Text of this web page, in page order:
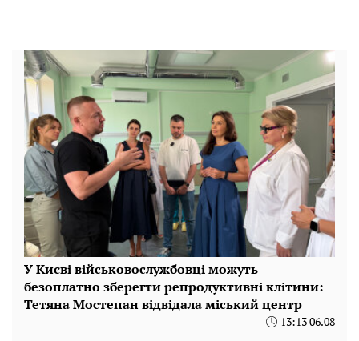
У Києві військовослужбовці можуть
безоплатно зберегти репродуктивні клітини:
Тетяна Мостепан відвідала міський центр
13:13 06.08